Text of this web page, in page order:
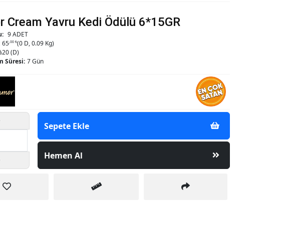
Cream Yavru Kedi Ödülü 6*15GR
9 ADET
65,00 ₺(0 D, 0.09 Kg)
(D)
Süresi: 7 Gün
Sepete Ekle
Hemen Al